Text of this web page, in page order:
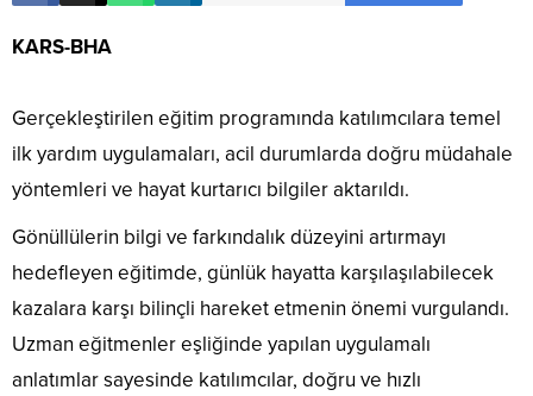
KARS-BHA
Gerçekleştirilen eğitim programında katılımcılara temel
ilk yardım uygulamaları, acil durumlarda doğru müdahale
yöntemleri ve hayat kurtarıcı bilgiler aktarıldı.
Gönüllülerin bilgi ve farkındalık düzeyini artırmayı
hedefleyen eğitimde, günlük hayatta karşılaşılabilecek
kazalara karşı bilinçli hareket etmenin önemi vurgulandı.
Uzman eğitmenler eşliğinde yapılan uygulamalı
anlatımlar sayesinde katılımcılar, doğru ve hızlı